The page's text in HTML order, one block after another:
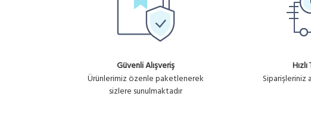
Güvenli Alışveriş
Ürünlerimiz özenle paketlenerek
sizlere sunulmaktadır
Siparişleriniz